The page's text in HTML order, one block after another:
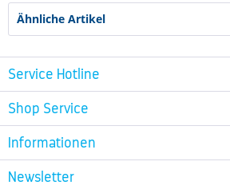
Ähnliche Artikel
Service Hotline
Shop Service
Informationen
Newsletter